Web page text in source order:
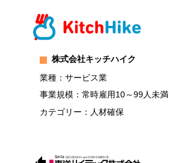
株式会社キッチハイク
業種：サービス業
事業規模：常時雇用10～99人未満
カテゴリー：人材確保